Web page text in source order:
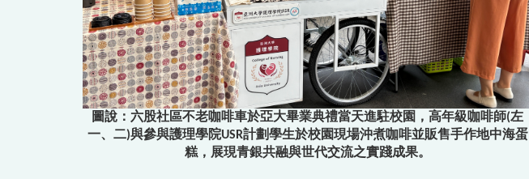
圖說：六股社區不老咖啡車於亞大畢業典禮當天進駐校園，高年級咖啡師(左
一、二)與參與護理學院USR計劃學生於校園現場沖煮咖啡並販售手作地中海蛋
糕，展現青銀共融與世代交流之實踐成果。